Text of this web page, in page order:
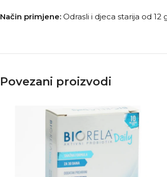
Način primjene: Odrasli i djeca starija od
Povezani proizvodi